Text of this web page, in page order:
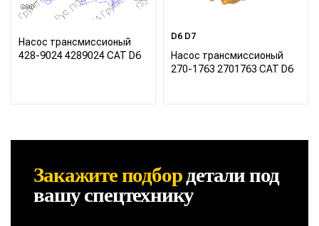
Насос трансмиссионый
428-9024 4289024 CAT D6
D6 D7
Насос трансмиссионый
270-1763 2701763 CAT D6
Закажите подбордеталипод
вашу спецтехнику